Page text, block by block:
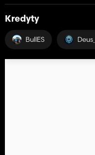
Kredyty
BullES